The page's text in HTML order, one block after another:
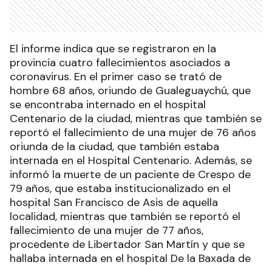
El informe indica que se registraron en la
provincia cuatro fallecimientos asociados a
coronavirus. En el primer caso se trató de
hombre 68 años, oriundo de Gualeguaychú, que
se encontraba internado en el hospital
Centenario de la ciudad, mientras que también se
reportó el fallecimiento de una mujer de 76 años
oriunda de la ciudad, que también estaba
internada en el Hospital Centenario. Además, se
informó la muerte de un paciente de Crespo de
79 años, que estaba institucionalizado en el
hospital San Francisco de Asis de aquella
localidad, mientras que también se reportó el
fallecimiento de una mujer de 77 años,
procedente de Libertador San Martín y que se
hallaba internada en el hospital De la Baxada de